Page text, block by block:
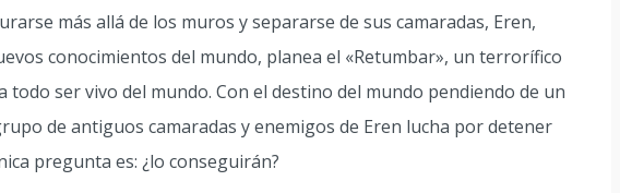
más allá de los muros y separarse de sus camaradas, Eren,
conocimientos del mundo, planea el «Retumbar», un terrorífico
todo ser vivo del mundo. Con el destino del mundo pendiendo de un
de antiguos camaradas y enemigos de Eren lucha por detener
pregunta es: ¿lo conseguirán?